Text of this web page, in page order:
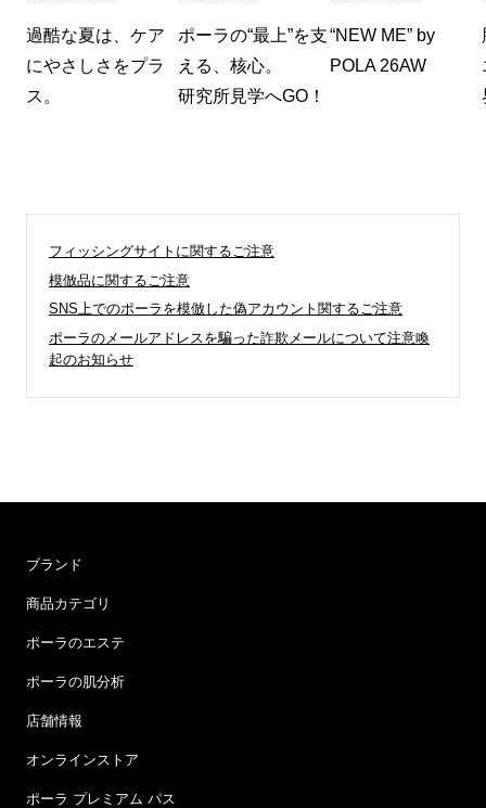
過酷な夏は、ケア
にやさしさをプラ
ス。
ポーラの“最上”を支
える、核心。
研究所見学へGO！
“NEW ME” by
POLA 26AW
フィッシングサイトに関するご注意
模倣品に関するご注意
SNS上でのポーラを模倣した偽アカウント関するご注意
ポーラのメールアドレスを騙った詐欺メールについて注意喚
起のお知らせ
ブランド
商品カテゴリ
ポーラのエステ
ポーラの肌分析
店舗情報
オンラインストア
ポーラ プレミアム パス